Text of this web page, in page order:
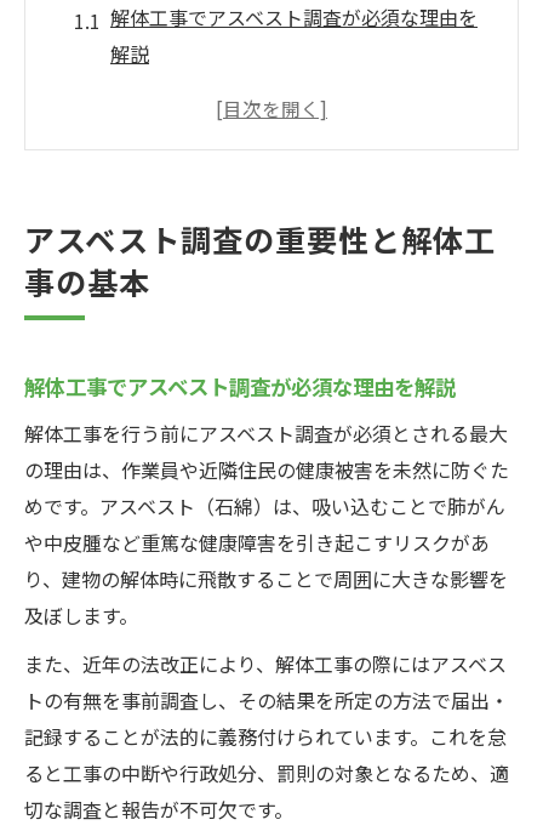
解体工事でアスベスト調査が必須な理由を
解説
アスベスト心配を解消する解体工事の基礎
解体工事アスベスト調査義務の基本ポイン
ト
解体工事で法的義務を正しく理解するには
解体工事の法的義務とアスベスト対応の要
点
アスベスト調査義務を解体工事で守るポイ
ント
解体工事アスベスト届出の注意点と流れを
解体工事で罰則を回避する法令遵守のコツ
アスベスト調査義務違反によるリスク対策
アスベスト含有建材の事前調査が欠かせない理
アスベスト調査の重要性と解体工
事の基本
解体工事でアスベスト調査が必須な理由を解説
解体工事を行う前にアスベスト調査が必須とされる最大
の理由は、作業員や近隣住民の健康被害を未然に防ぐた
めです。アスベスト（石綿）は、吸い込むことで肺がん
や中皮腫など重篤な健康障害を引き起こすリスクがあ
り、建物の解体時に飛散することで周囲に大きな影響を
及ぼします。
また、近年の法改正により、解体工事の際にはアスベス
トの有無を事前調査し、その結果を所定の方法で届出・
記録することが法的に義務付けられています。これを怠
ると工事の中断や行政処分、罰則の対象となるため、適
切な調査と報告が不可欠です。